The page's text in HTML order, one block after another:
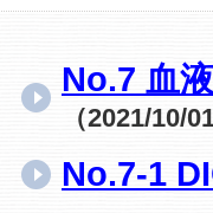
No.7 血
（2021/10/
No.7-1